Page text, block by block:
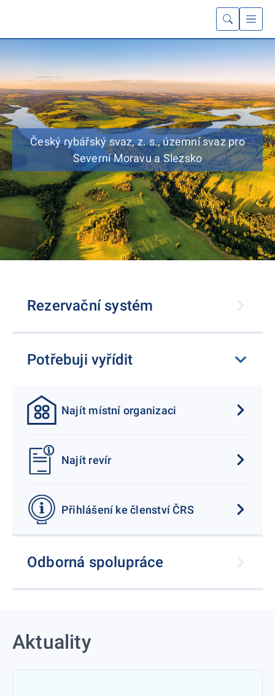
Český rybářský svaz, z. s., územní svaz pro
Severní Moravu a Slezsko
Rezervační systém
Potřebuji vyřídit
Najít místní organizaci
Najít revír
Přihlášení ke členství ČRS
Odborná spolupráce
Aktuality